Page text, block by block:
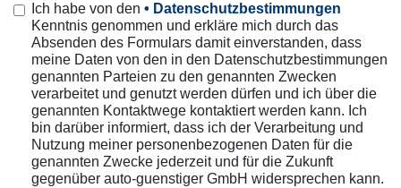
Ich habe von den • Datenschutzbestimmungen
Kenntnis genommen und erkläre mich durch das
Absenden des Formulars damit einverstanden, dass
meine Daten von den in den Datenschutzbestimmungen
genannten Parteien zu den genannten Zwecken
verarbeitet und genutzt werden dürfen und ich über die
genannten Kontaktwege kontaktiert werden kann. Ich
bin darüber informiert, dass ich der Verarbeitung und
Nutzung meiner personenbezogenen Daten für die
genannten Zwecke jederzeit und für die Zukunft
gegenüber auto-guenstiger GmbH widersprechen kann.